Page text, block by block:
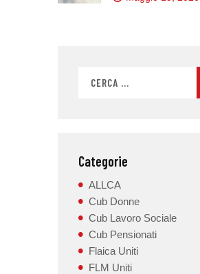
Categorie
ALLCA
Cub Donne
Cub Lavoro Sociale
Cub Pensionati
Flaica Uniti
FLM Uniti